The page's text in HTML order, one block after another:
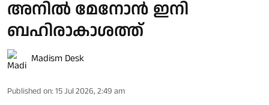
അനിൽ മേനോൻ ഇനി
ബഹിരാകാശത്ത്
Madism Desk
Published on: 15 Jul 2026, 2:49 am